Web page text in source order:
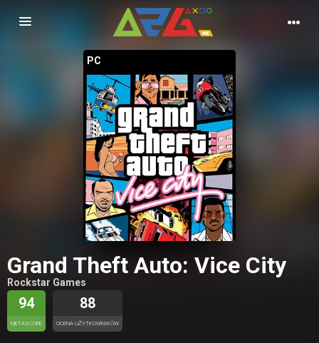
Nawigacja
PC
Grand Theft Auto: Vice City
Rockstar Games
94
METASCORE
88
OCENA UŻYTKOWNIKÓW